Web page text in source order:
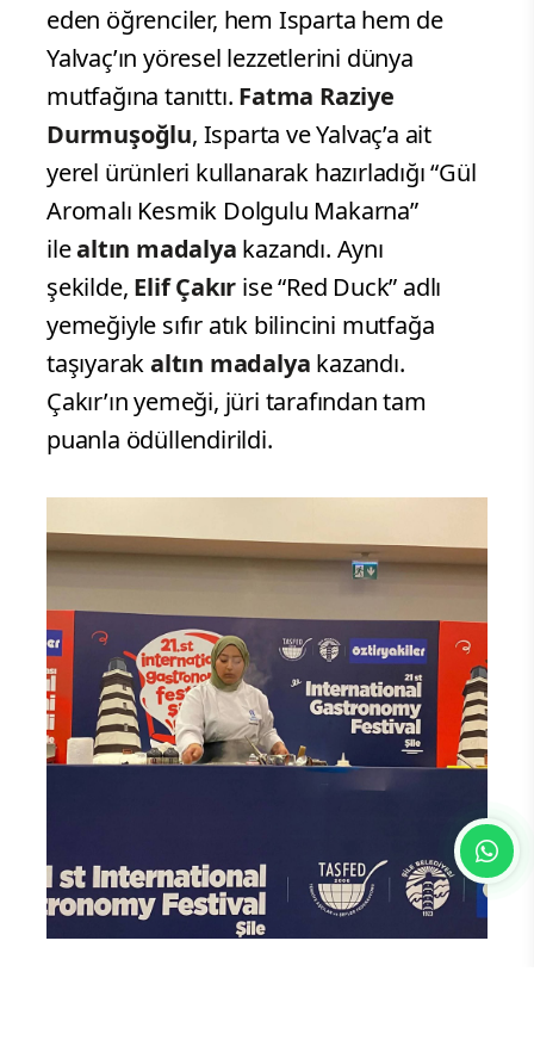
eden öğrenciler, hem Isparta hem de
Yalvaç’ın yöresel lezzetlerini dünya
mutfağına tanıttı. Fatma Raziye
Durmuşoğlu, Isparta ve Yalvaç’a ait
yerel ürünleri kullanarak hazırladığı “Gül
Aromalı Kesmik Dolgulu Makarna”
ilealtın madalya kazandı. Aynı
şekilde, Elif Çakır ise “Red Duck” adlı
yemeğiyle sıfır atık bilincini mutfağa
taşıyarakaltın madalya kazandı.
Çakır’ın yemeği, jüri tarafından tam
puanla ödüllendirildi.